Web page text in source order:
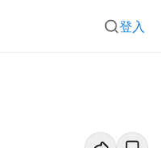
登入